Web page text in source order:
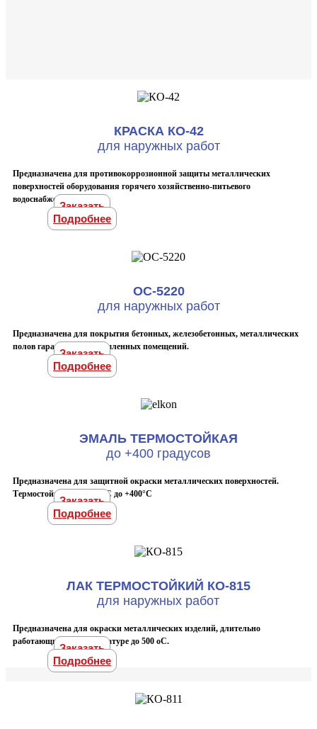
КРАСКА КО-42
для наружных работ
Предназначена для противокоррозионной защиты металлических
поверхностей оборудования горячего хозяйственно-питьевого
водоснабжения.
Заказать
Подробнее
ОС-5220
для наружных работ
Предназначена для покрытия бетонных, железобетонных, металлических
полов гаражей и промышленных помещений.
Заказать
Подробнее
ЭМАЛЬ ТЕРМОСТОЙКАЯ
до +400 градусов
Предназначена для защитной окраски металлических поверхностей.
Термостойкость: от -60°С до +400°С
Заказать
Подробнее
ЛАК ТЕРМОСТОЙКИЙ КО-815
для наружных работ
Предназначена для окраски металлических изделий, длительно
работающих при температуре до 500 оС.
Заказать
Подробнее